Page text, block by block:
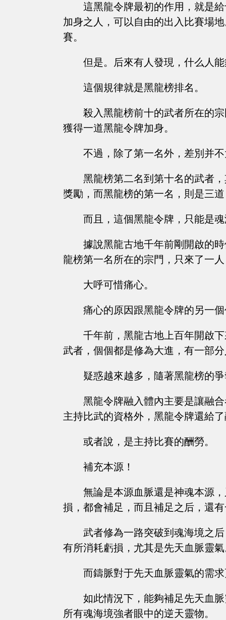
這黑龍令牌最初的作用，就是
加身之人，可以自由的出入比賽場
賽。
但是。后來有人發現，什么人
這個規律就是黑龍榜排名。
殺入黑龍榜前十的武者所在的
獲得一道黑龍令牌加身。
不過，除了第一名外，差別并
黑龍榜第二名到第十名的武者
獎勵，而黑龍榜的第一名，則是三
而且，這個黑龍令牌，只能是
據說黑龍古地千年前剛開啟的
龍榜第一名所在的宗門，只來了一
大呼可惜痛心。
痛心的原因跟黑龍令牌的另一
千年前，黑龍古地上百年開啟
武者，個個都是修為大進，有一部
疑惑越來越多，隨著黑龍榜的
黑龍令牌融入體內主要是讓融
主持比武的資格外，黑龍令牌還給
或者說，是主持比賽的酬勞。
補充本源！
無論是本源血脈還是神魂本源
損，都會補足，而且補足之后，還
武者修為一路突破到魂海境之
有所消耗虧損，尤其是先天血脈靈
而鑄脈對于先天血脈靈氣的需
如此情況下，能夠補足先天血
所有魂海境強者眼中的逆天靈物。